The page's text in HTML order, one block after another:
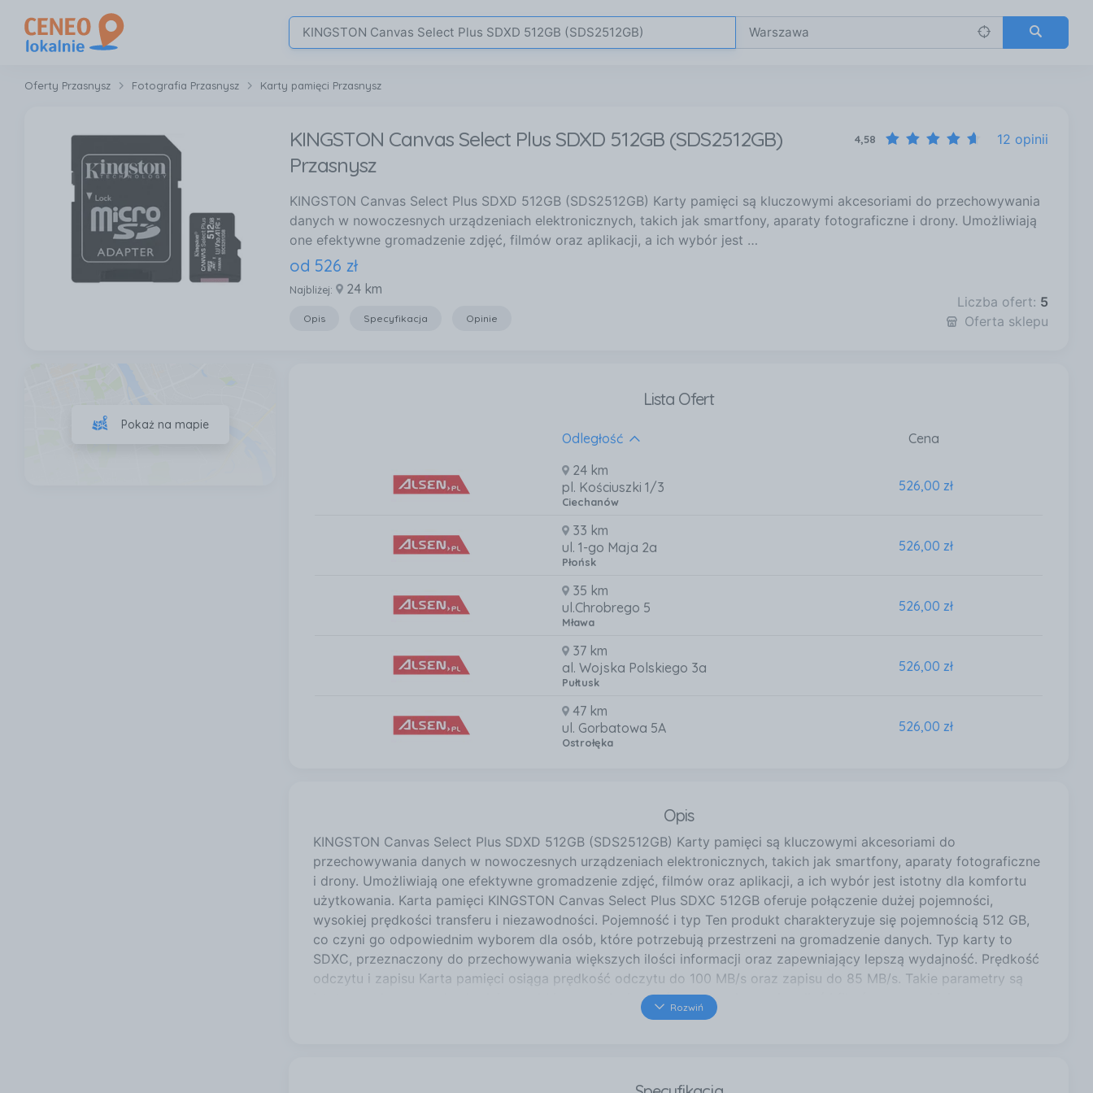
Oferty Przasnysz Fotografia Przasnysz Karty pamięci Przasnysz
KINGSTON Canvas Select Plus SDXD 512GB (SDS2512GB)
Przasnysz
4,58 12 opinii
KINGSTON Canvas Select Plus SDXD 512GB (SDS2512GB) Karty pamięci są kluczowymi akcesoriami do przechowywania
danych w nowoczesnych urządzeniach elektronicznych, takich jak smartfony, aparaty fotograficzne i drony. Umożliwiają
one efektywne gromadzenie zdjęć, filmów oraz aplikacji, a ich wybór jest …
od 526 zł
Najbliżej: 24 km
Opis Specyfikacja Opinie
Liczba ofert: 5
Oferta sklepu
Lista Ofert
Odległość
Cena
24 km
pl. Kościuszki 1/3
Ciechanów
526,00 zł
33 km
ul. 1-go Maja 2a
Płońsk
526,00 zł
35 km
ul.Chrobrego 5
Mława
526,00 zł
37 km
al. Wojska Polskiego 3a
Pułtusk
526,00 zł
47 km
ul. Gorbatowa 5A
Ostrołęka
526,00 zł
Opis
KINGSTON Canvas Select Plus SDXD 512GB (SDS2512GB) Karty pamięci są kluczowymi akcesoriami do
przechowywania danych w nowoczesnych urządzeniach elektronicznych, takich jak smartfony, aparaty fotograficzne
i drony. Umożliwiają one efektywne gromadzenie zdjęć, filmów oraz aplikacji, a ich wybór jest istotny dla komfortu
użytkowania. Karta pamięci KINGSTON Canvas Select Plus SDXC 512GB oferuje połączenie dużej pojemności,
wysokiej prędkości transferu i niezawodności. Pojemność i typ Ten produkt charakteryzuje się pojemnością 512 GB,
co czyni go odpowiednim wyborem dla osób, które potrzebują przestrzeni na gromadzenie danych. Typ karty to
SDXC, przeznaczony do przechowywania większych ilości informacji oraz zapewniający lepszą wydajność. Prędkość
odczytu i zapisu Karta pamięci osiąga prędkość odczytu do 100 MB/s oraz zapisu do 85 MB/s. Takie parametry są
istotne, zwłaszcza gdy chodzi o szybkie przesyłanie plików czy zapisywanie zdjęć i filmów w wysokiej
rozdzielczości. Klasa prędkości 10 oraz standard UHS-I dodatkowo potwierdzają jej wysoką wydajność.
Rozwiń
Pokaż na mapie